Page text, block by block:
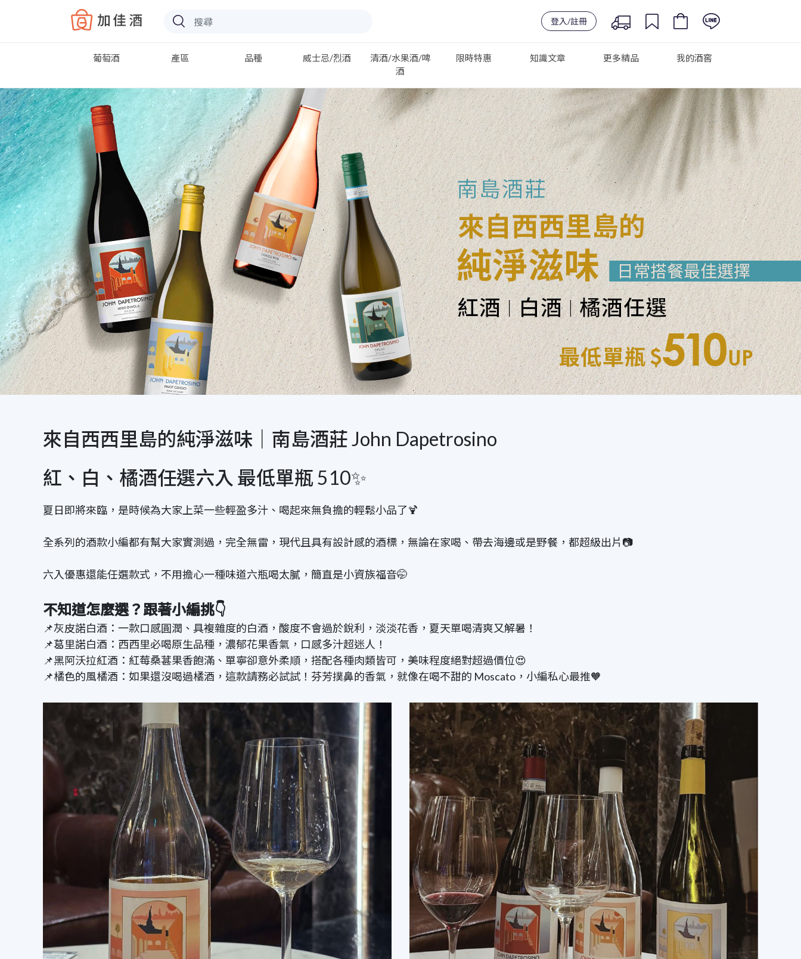
Baccus
登入/註冊
葡萄酒 產區 品種 威士忌/烈酒
清酒/水果酒/啤
酒
限時特惠 知識文章 更多精品 我的酒窖
來自西西里島的純淨滋味｜南島酒莊 John Dapetrosino
紅、白、橘酒任選六入 最低單瓶 510✨
夏日即將來臨，是時候為大家上菜一些輕盈多汁、喝起來無負擔的輕鬆小品了🍹
全系列的酒款小編都有幫大家實測過，完全無雷，現代且具有設計感的酒標，無論在家喝、帶去海邊或是野餐，都超級出片📷
六入優惠還能任選款式，不用擔心一種味道六瓶喝太膩，簡直是小資族福音🤭
不知道怎麼選？跟著小編挑👇
📌灰皮諾白酒：一款口感圓潤、具複雜度的白酒，酸度不會過於銳利，淡淡花香，夏天單喝清爽又解暑！
📌葛里諾白酒：西西里必喝原生品種，濃郁花果香氣，口感多汁超迷人！
📌黑阿沃拉紅酒：紅莓桑葚果香飽滿、單寧卻意外柔順，搭配各種肉類皆可，美味程度絕對超過價位😍
📌橘色的風橘酒：如果還沒喝過橘酒，這款請務必試試！芬芳撲鼻的香氣，就像在喝不甜的 Moscato，小編私心最推🧡